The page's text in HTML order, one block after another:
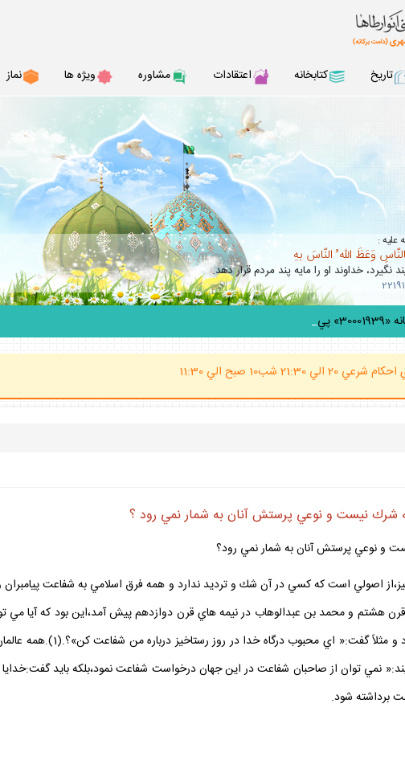
تاريخ كتابخانه اعتقادات مشاوره ويژه ها نماز
عليه :
وَعَظَ اللّه ُ النّاسَ بهِ
نگيرد، خداوند او را مايه پند مردم قرار دهد.
كن
(ساعت پاسخگوي احكام شرعي 20 الي 21:30 شب10 صبح الي 11:30
شرك نيست و نوعي پرستش آنان به شمار نمي رود ؟
و نوعي پرستش آنان به شمار نمي رود؟
اصولي است كه كسي در آن شك و ترديد ندارد و همه فرق اسلامي به شفاعت پيامبران
هشتم و محمد بن عبدالوهاب در نيمه هاي قرن دوازدهم پيش آمد،اين بود كه آيا مي
و سنت قطعي است،درخواست
نمي توان از صاحبان شفاعت در اين جهان درخواست شفاعت نمود،بلكه بايد
برداشته شود.